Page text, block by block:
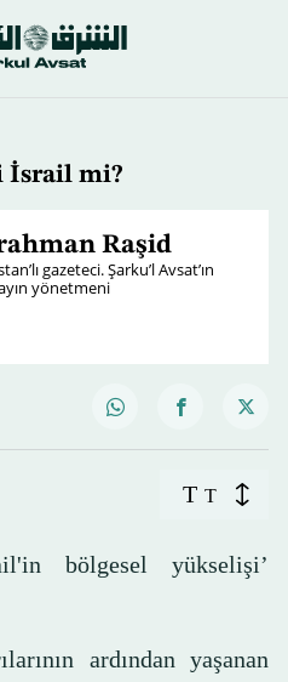
İsrail mi?
Raşid
gazeteci. Şarku’l Avsat’ın
yönetmeni
T T
bölgesel yükselişi’
ardından yaşanan